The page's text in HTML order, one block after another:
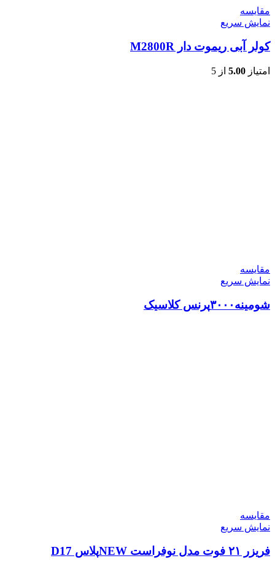
مقايسه
نمایش سریع
کولر آبی ریموت دار M2800R
امتیاز 5.00 از 5
مقايسه
نمایش سریع
شومینه۳۰۰۰پرنس کلاسیک
مقايسه
نمایش سریع
فریزر ۲۱ فوت مدل نوفراست NEWپلاس D17